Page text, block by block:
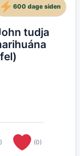
tudja
(0)
600 dage siden